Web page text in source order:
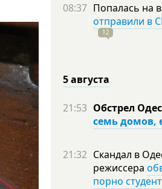
08:37 Попалась на
отправили в
12
5 августа
21:53 Обстрел
семь домов,
21:32 Скандал в
режиссера
порно